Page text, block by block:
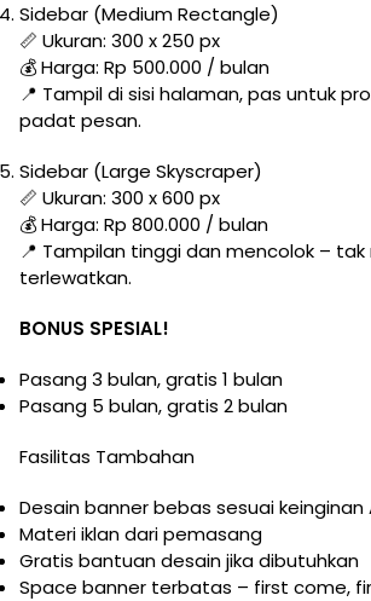
Sidebar (Medium Rectangle)
📏 Ukuran: 300 x 250 px
💰 Harga: Rp 500.000 / bulan
📍 Tampil di sisi halaman, pas untuk
padat pesan.
Sidebar (Large Skyscraper)
📏 Ukuran: 300 x 600 px
💰 Harga: Rp 800.000 / bulan
📍 Tampilan tinggi dan mencolok – tak
terlewatkan.
BONUS SPESIAL!
Pasang 3 bulan, gratis 1 bulan
Pasang 5 bulan, gratis 2 bulan
Fasilitas Tambahan
Desain banner bebas sesuai keinginan
Materi iklan dari pemasang
Gratis bantuan desain jika dibutuhkan
Space banner terbatas – first come,